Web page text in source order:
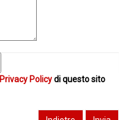
Privacy Policydi questo sito